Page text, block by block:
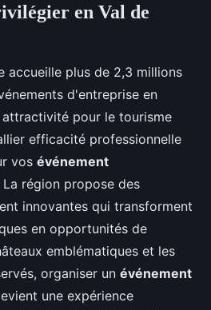
en Val de
accueille plus de 2,3 millions
d'entreprise en
pour le tourisme
efficacité professionnelle
vos événement
La région propose des
innovantes qui transforment
en opportunités de
emblématiques et les
organiser un événement
une expérience